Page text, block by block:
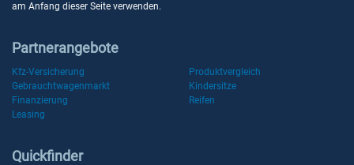
am Anfang dieser Seite verwenden.
Partnerangebote
Kfz-Versicherung
Produktvergleich
Gebrauchtwagenmarkt
Kindersitze
Finanzierung
Reifen
Leasing
Quickfinder